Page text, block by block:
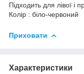
Підходить для лівої і
Колір : біло-червоний
Приховати
Характеристики